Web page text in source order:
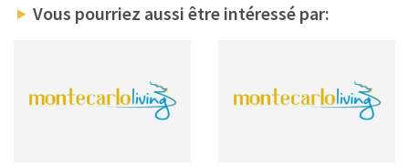
Vous pourriez aussi être intéressé par: